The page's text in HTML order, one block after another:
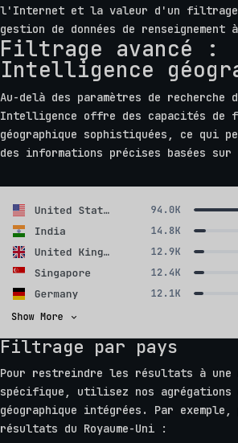
l'Internet et la valeur d'un filtrage
gestion de données de renseignement
Filtrage avancé :
Intelligence
Au-delà des paramètres de recherche
Intelligence offre des capacités de
géographique sophistiquées, ce qui
des informations précises basées
Filtrage par pays
Pour restreindre les résultats à une
spécifique, utilisez nos
géographique intégrées. Par
résultats du Royaume-Uni :